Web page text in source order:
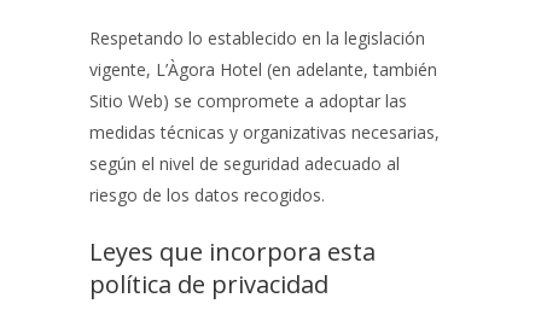
Respetando lo establecido en la legislación
vigente, L’Àgora Hotel (en adelante, también
Sitio Web) se compromete a adoptar las
medidas técnicas y organizativas necesarias,
según el nivel de seguridad adecuado al
riesgo de los datos recogidos.
Leyes que incorpora esta
política de privacidad